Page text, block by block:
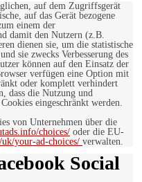
auf dem Zugriffsgerät
auf das Gerät bezogene
einem der
damit den Nutzern (z.B.
dienen sie, um die statistische
sie zwecks Verbesserung des
können auf den Einsatz der
verfügen eine Option mit
oder komplett verhindert
dass die Nutzung und
eingeschränkt werden.
von Unternehmen über die
choices/ oder die EU-
your-ad-choices/ verwalten.
Social